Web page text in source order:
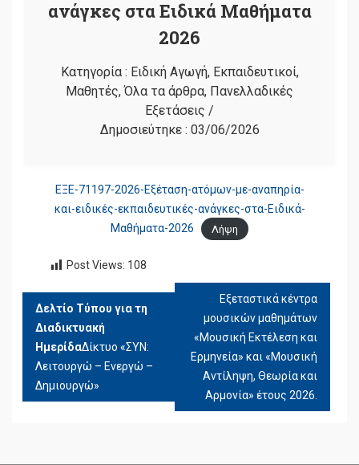
ανάγκες στα Ειδικά Μαθήματα
2026
Κατηγορία : Ειδική Αγωγή, Εκπαιδευτικοί,
Μαθητές,Όλα τα άρθρα, Πανελλαδικές
Εξετάσεις /
Δημοσιεύτηκε : 03/06/2026
ΕΞΕ-71197-2026-Εξέταση-ατόμων-με-αναπηρία-
και-ειδικές-εκπαιδευτικές-ανάγκες-στα-Ειδικά-
Μαθήματα-2026
Λήψη
Post Views: 108
ΠΛΟΉΓΗΣΗ
ΆΡΘΡΩΝ
Δελτίο Τύπου για τη
Διαδικτυακή
ΗμερίδαΔίκτυο «ΣΥΝ:
Λειτουργώ – Ενεργώ –
Δημιουργώ»
Εξεταστικά κέντρα
μουσικών μαθημάτων
«Μουσική Εκτέλεση και
Ερμηνεία» και «Μουσική
Αντίληψη, Θεωρία και
Αρμονία» έτους 2026.